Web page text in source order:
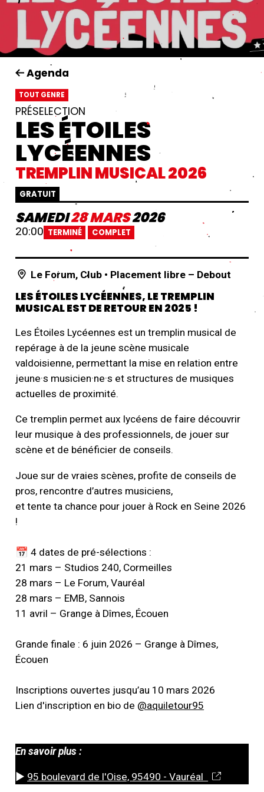
Agenda
TOUT GENRE
PRÉSELECTION
LES ÉTOILES
LYCÉENNES
TREMPLIN MUSICAL 2026
GRATUIT
SAMEDI28MARS2026
20:00 TERMINÉ COMPLET
Le Forum, Club • Placement libre – Debout
LES ÉTOILES LYCÉENNES, LE TREMPLIN
MUSICAL EST DE RETOUR EN 2025 !
Les Étoiles Lycéennes est un tremplin musical de
repérage à de la jeune scène musicale
valdoisienne, permettant la mise en relation entre
jeune·s musicien·ne·s et structures de musiques
actuelles de proximité.
Ce tremplin permet aux lycéens de faire découvrir
leur musique à des professionnels, de jouer sur
scène et de bénéficier de conseils.
Joue sur de vraies scènes, profite de conseils de
pros, rencontre d’autres musiciens,
et tente ta chance pour jouer à Rock en Seine 2026
!
📅 4 dates de pré-sélections :
21 mars – Studios 240, Cormeilles
28 mars – Le Forum, Vauréal
28 mars – EMB, Sannois
11 avril – Grange à Dîmes, Écouen
Grande finale : 6 juin 2026 – Grange à Dîmes,
Écouen
Inscriptions ouvertes jusqu’au 10 mars 2026
Lien d'inscription en bio de @aquiletour95
En savoir plus :
► 95 boulevard de l'Oise, 95490 - Vauréal